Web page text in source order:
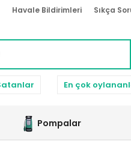
Havale Bildirimleri Sıkça
En çok
Pompalar